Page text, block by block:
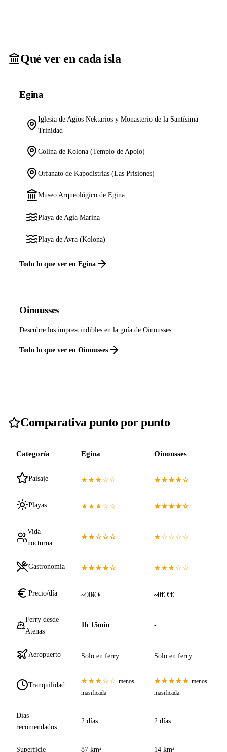
Qué ver en cada isla
Egina
Iglesia de Agios Nektarios y Monasterio de la Santísima
Trinidad
Colina de Kolona (Templo de Apolo)
Orfanato de Kapodistrias (Las Prisiones)
Museo Arqueológico de Egina
Playa de Agia Marina
Playa de Avra (Kolona)
Todo lo que ver en Egina
Oinousses
Descubre los imprescindibles en la guía de Oinousses.
Todo lo que ver en Oinousses
Comparativa punto por punto
Categoría Egina Oinousses
Paisaje ★★★☆☆ ★★★★☆
Playas ★★★☆☆ ★★★★☆
Vida
nocturna
★★☆☆☆ ★☆☆☆☆
Gastronomía ★★★★☆ ★★★☆☆
Precio/día ~90€ € ~0€ €€
Ferry desde
Atenas
1h 15min -
Aeropuerto Solo en ferry Solo en ferry
Tranquilidad ★★★☆☆ menos
masificada
★★★★★ menos
masificada
Días
recomendados
2 días 2 días
Superficie 87 km² 14 km²